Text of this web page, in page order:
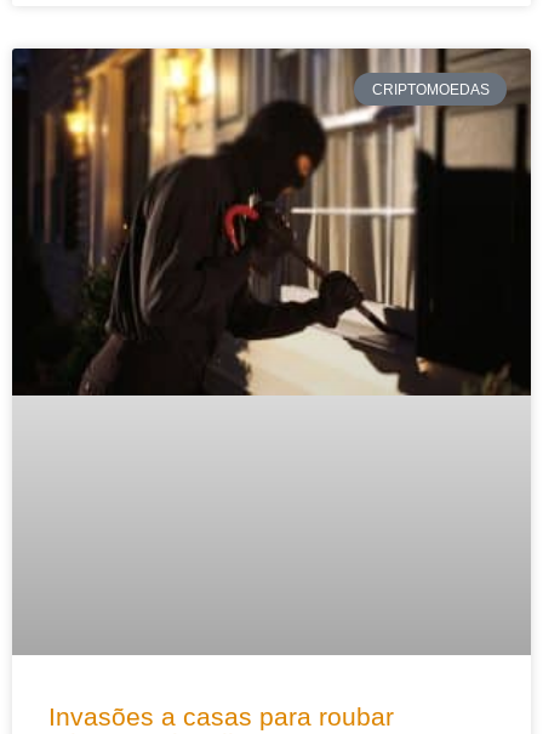
CRIPTOMOEDAS
Invasões a casas para roubar